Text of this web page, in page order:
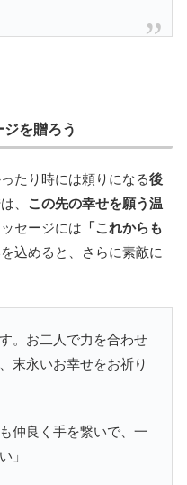
を贈ろう
たり時には頼りになる後
は、 この先の幸せを願う温
セージには 「これからも
込めると、さらに素敵に
。お二人で力を合わせ
末永いお幸せをお祈り
仲良く手を繋いで、一
」